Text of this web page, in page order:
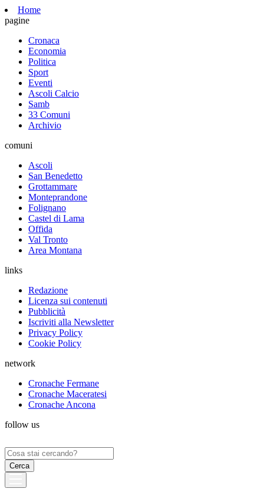
Home
pagine
Cronaca
Economia
Politica
Sport
Eventi
Ascoli Calcio
Samb
33 Comuni
Archivio
comuni
Ascoli
San Benedetto
Grottammare
Monteprandone
Folignano
Castel di Lama
Offida
Val Tronto
Area Montana
links
Redazione
Licenza sui contenuti
Pubblicità
Iscriviti alla Newsletter
Privacy Policy
Cookie Policy
network
Cronache Fermane
Cronache Maceratesi
Cronache Ancona
follow us
Ricerca
per: